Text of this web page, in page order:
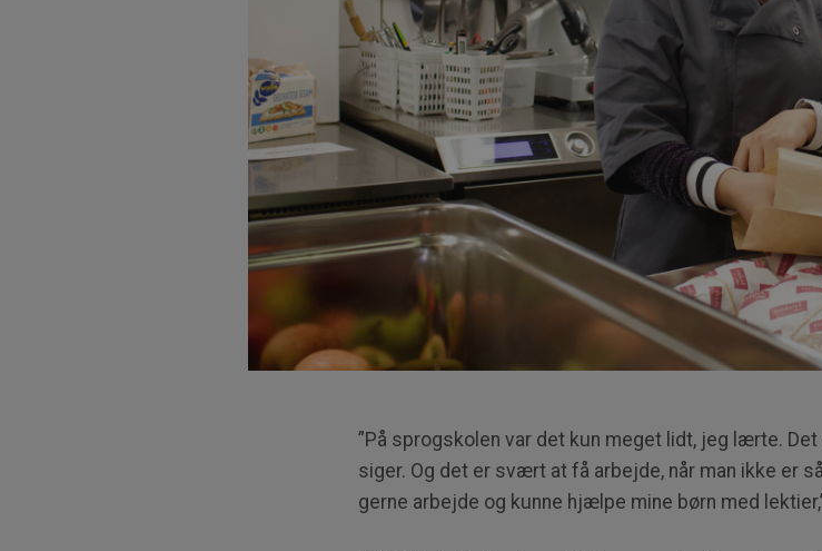
”På sprogskolen var det kun meget lidt, jeg lærte.
siger. Og det er svært at få arbejde, når man ikke er
gerne arbejde og kunne hjælpe mine børn med